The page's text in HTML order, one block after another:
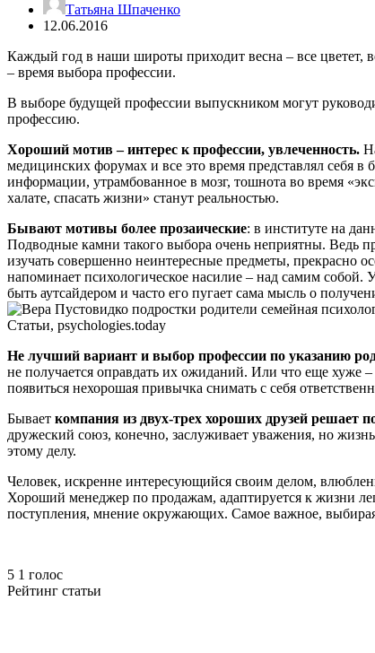
Татьяна Шпаченко
12.06.2016
Каждый год в наши широты приходит весна – все цветет,
– время выбора профессии.
В выборе будущей профессии выпускником могут
профессию.
Хороший мотив – интерес к профессии, увлеченность.
медицинских форумах и все это время представлял себя
информации, утрамбованное в мозг, тошнота во время
халате, спасать жизни» станут реальностью.
Бывают мотивы более прозаические: в институте на
Подводные камни такого выбора очень неприятны. Ведь
изучать совершенно неинтересные предметы, прекрасно
напоминает психологическое насилие – над самим собой.
быть аутсайдером и часто его пугает сама мысль о
Не лучший вариант и выбор профессии по указанию
не получается оправдать их ожиданий. Или что еще хуже
появиться нехорошая привычка снимать с себя
Бывает компания из двух-трех хороших друзей решает
дружеский союз, конечно, заслуживает уважения, но
этому делу.
Человек, искренне интересующийся своим делом,
Хороший менеджер по продажам, адаптируется к жизни
поступления, мнение окружающих. Самое важное,
5 1 голос
Рейтинг статьи